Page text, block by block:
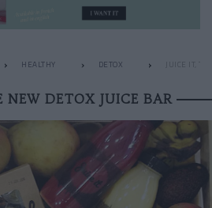
HEALTHY DETOX JUICE IT,
NEW DETOX JUICE BAR